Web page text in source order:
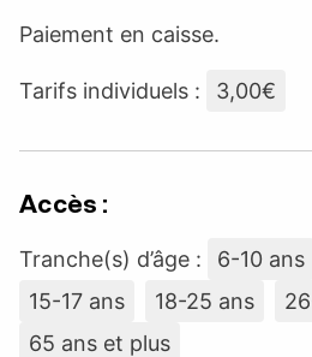
Paiement en caisse.
Tarifs individuels : 3,00€
Accès :
Tranche(s) d’âge : 6-10 ans
15-17 ans
18-25 ans
65 ans et plus